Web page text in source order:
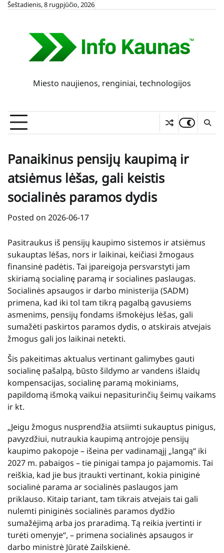
SkipŠeštadienis, 8 rugpjūčio, 2026
Miesto naujienos, renginiai, technologijos
Panaikinus pensijų kaupimą ir
atsiėmus lėšas, gali keistis
socialinės paramos dydis
Posted on 2026-06-17
Pasitraukus iš pensijų kaupimo sistemos ir atsiėmus
sukauptas lėšas, nors ir laikinai, keičiasi žmogaus
finansinė padėtis. Tai įpareigoja persvarstyti jam
skiriamą socialinę paramą ir socialines paslaugas.
Socialinės apsaugos ir darbo ministerija (SADM)
primena, kad iki tol tam tikrą pagalbą gavusiems
asmenims, pensijų fondams išmokėjus lėšas, gali
sumažėti paskirtos paramos dydis, o atskirais atvejais
žmogus gali jos laikinai netekti.
Šis pakeitimas aktualus vertinant galimybes gauti
socialinę pašalpą, būsto šildymo ar vandens išlaidų
kompensacijas, socialinę paramą mokiniams,
papildomą išmoką vaikui nepasiturinčių šeimų vaikams
ir kt.
„Jeigu žmogus nusprendžia atsiimti sukauptus pinigus,
pavyzdžiui, nutraukia kaupimą antrojoje pensijų
kaupimo pakopoje – išeina per vadinamąjį „langą“ iki
2027 m. pabaigos – tie pinigai tampa jo pajamomis. Tai
reiškia, kad jie bus įtraukti vertinant, kokia piniginė
socialinė parama ar socialinės paslaugos jam
priklauso. Kitaip tariant, tam tikrais atvejais tai gali
nulemti piniginės socialinės paramos dydžio
sumažėjimą arba jos praradimą. Tą reikia įvertinti ir
turėti omenyje“, – primena socialinės apsaugos ir
darbo ministrė Jūratė Zailskienė.